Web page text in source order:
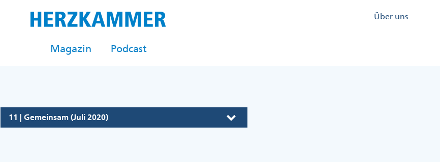
Kopfzeile
Über uns
Magazin Podcast
11 | Gemeinsam (Juli 2020)